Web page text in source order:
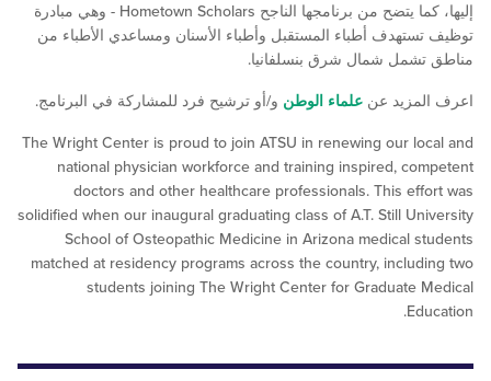
إليها، كما يتضح من برنامجها الناجح Hometown Scholars - وهي مبادرة
أطباء المستقبل وأطباء الأسنان ومساعدي الأطباء من
شمال شرق بنسلفانيا.
عن علماء الوطنو/أو ترشيح فرد للمشاركة في البرنامج.
The Wright Center is proud to join ATSU in renewing our
national physician workforce and training inspired,
doctors and other healthcare professionals. This
solidified when our inaugural graduating class of A.T. Still
School of Osteopathic Medicine in Arizona medical
matched at residency programs across the country,
students joining The Wright Center for Graduate